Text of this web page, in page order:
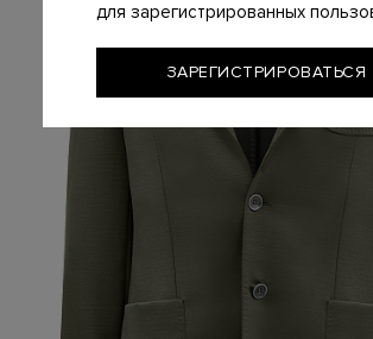
для зарегистрированных
ЗАРЕГИСТРИРОВАТЬСЯ